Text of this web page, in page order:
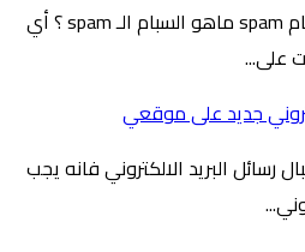
نبذه عامه عن مفهوم الاسبام spam ماهو السبام الـ spam ؟ أي
على...
جديد على موقعي
رسائل البريد الالكتروني فانه يجب